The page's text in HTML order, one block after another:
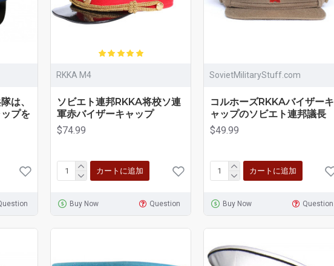
は、
プを
RKKA M4
ソビエト連邦RKKA将校ソ連
軍赤バイザーキャップ
$74.99
カートに追加
Buy Now Question
SovietMilitaryStuff.com
コルホーズRKKAバイザーキ
ャップのソビエト連邦議長
$49.99
カートに追加
Buy Now Question